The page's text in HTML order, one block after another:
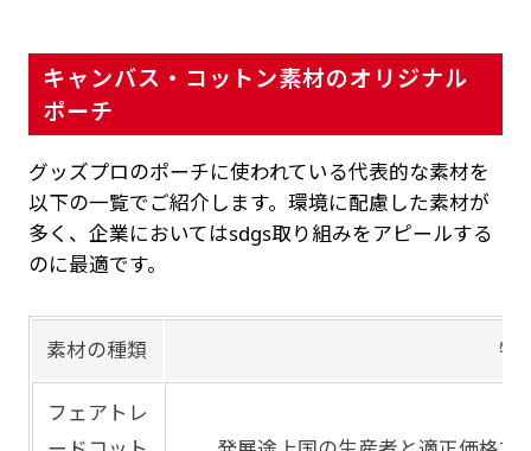
キャンバス・コットン素材のオリジナル
ポーチ
グッズプロのポーチに使われている代表的な素材を
以下の一覧でご紹介します。環境に配慮した素材が
多く、企業においてはsdgs取り組みをアピールする
のに最適です。
素材の種類 特
フェアトレ